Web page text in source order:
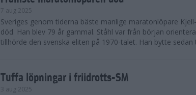
7 aug 2025
Sveriges genom tiderna bäste manlige maratonlöpare
död. Han blev 79 år gammal. Ståhl var från början
tillhörde den svenska eliten på 1970-talet. Han bytte sedan
Tuffa löpningar i friidrotts-SM
3 aug 2025